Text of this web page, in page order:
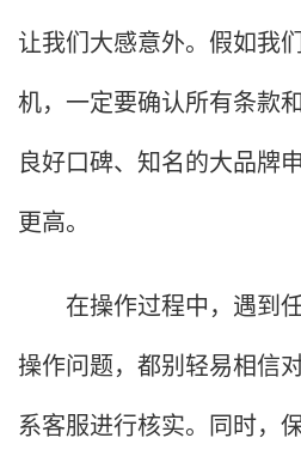
让我们大感意外。假如我
机，一定要确认所有条款
良好口碑、知名的大品牌
更高。
在操作过程中，遇到
操作问题，都别轻易相信
系客服进行核实。同时，